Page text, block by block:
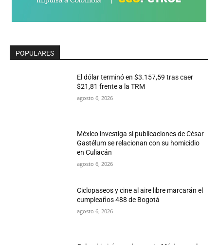
POPULARES
El dólar terminó en $3.157,59 tras caer
$21,81 frente a la TRM
agosto 6, 2026
México investiga si publicaciones de César
Gastélum se relacionan con su homicidio
en Culiacán
agosto 6, 2026
Ciclopaseos y cine al aire libre marcarán el
cumpleaños 488 de Bogotá
agosto 6, 2026